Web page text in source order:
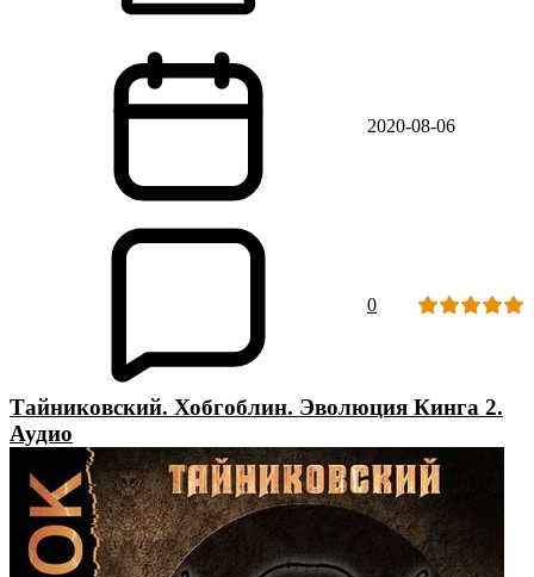
2020-08-06
0
Тайниковский. Хобгоблин. Эволюция Кинга 2.
Аудио